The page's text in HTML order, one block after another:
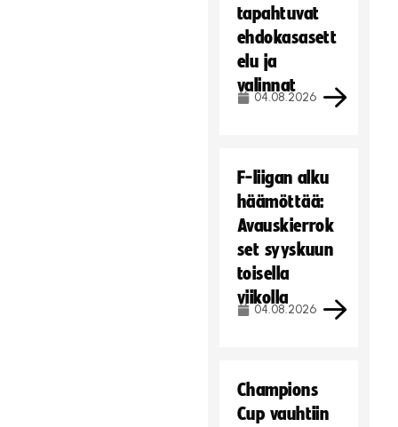
tapahtuvat
ehdokasasett
elu ja
valinnat
04.08.2026
F-liigan alku
häämöttää:
Avauskierrok
set syyskuun
toisella
viikolla
04.08.2026
Champions
Cup vauhtiin